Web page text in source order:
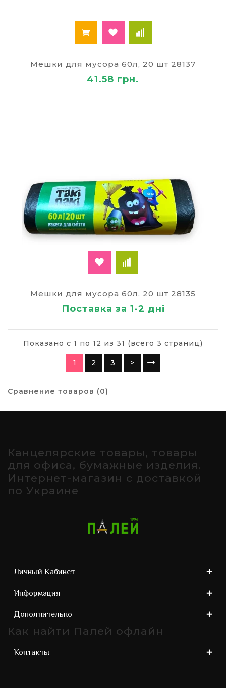
Мешки для мусора 60л, 20 шт 28137
41.58 грн.
Мешки для мусора 60л, 20 шт 28135
Поставка за 1-2 дні
Показано с 1 по 12 из 31 (всего 3 страниц)
1 2 3 >
Сравнение товаров (0)
Канцелярские товары, товары
для офиса, бумажные изделия.
Интернет-магазин с доставкой
по Украине
Личный Кабинет
Информация
Дополнительно
Как найти Палей офлайн
Контакты